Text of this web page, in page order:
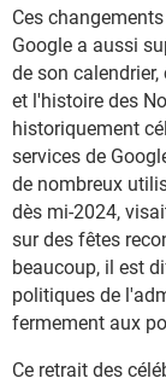
Ces
Google a aussi
de son
et l'histoire des
historiquement
services de
de nombreux
dès mi-2024,
sur des fêtes
beaucoup, il est
politiques de
fermement aux
Ce retrait des